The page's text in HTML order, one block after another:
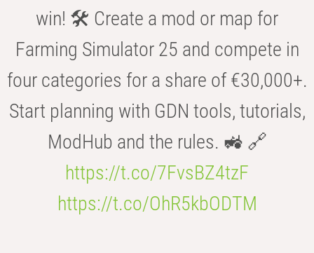
win! 🛠️ Create a mod or map for
Farming Simulator 25 and compete in
four categories for a share of €30,000+.
Start planning with GDN tools, tutorials,
ModHub and the rules. 🚜 🔗
https://t.co/7FvsBZ4tzF
https://t.co/OhR5kbODTM